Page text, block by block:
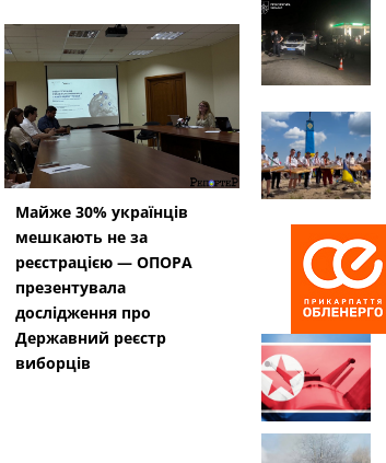
Майже 30% українців
мешкають не за
реєстрацією — ОПОРА
презентувала
дослідження про
Державний реєстр
виборців